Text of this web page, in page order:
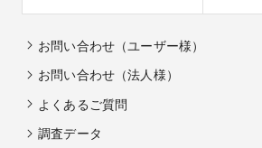
お問い合わせ（ユーザー様）
お問い合わせ（法人様）
よくあるご質問
調査データ